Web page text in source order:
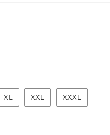
XL XXL XXXL